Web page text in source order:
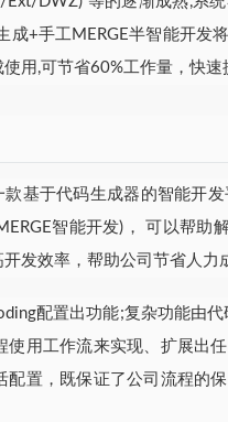
成+手工MERGE半智能开发
用,可节省60%工作量，快速
款基于代码生成器的智能开
智能开发)， 可以帮助
发效率，帮助公司节省人力
配置出功能;复杂功能由
用工作流来实现、扩展出
配置，既保证了公司流程的